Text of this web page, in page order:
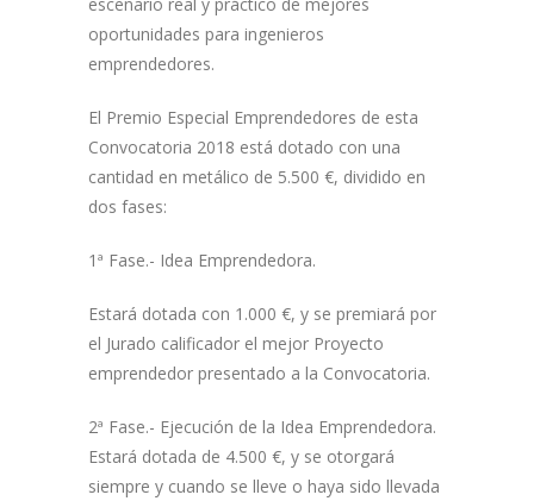
oportunidades para ingenieros
emprendedores.
El Premio Especial Emprendedores de esta
Convocatoria 2018 está dotado con una
cantidad en metálico de 5.500 €, dividido en
dos fases:
1ª Fase.- Idea Emprendedora.
Estará dotada con 1.000 €, y se premiará por
el Jurado calificador el mejor Proyecto
emprendedor presentado a la Convocatoria.
2ª Fase.- Ejecución de la Idea Emprendedora.
Estará dotada de 4.500 €, y se otorgará
siempre y cuando se lleve o haya sido llevada